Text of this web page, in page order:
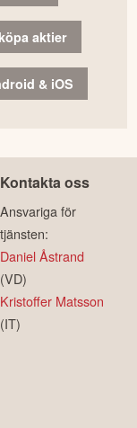
aktier
& iOS
Kontakta oss
Ansvariga för
tjänsten:
Daniel Åstrand
(VD)
Kristoffer Matsson
(IT)